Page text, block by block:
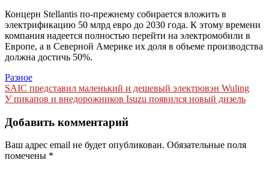
Концерн Stellantis по-прежнему собирается вложить в
электрификацию 50 млрд евро до 2030 года. К этому времени
компания надеется полностью перейти на электромобили в
Европе, а в Северной Америке их доля в объеме производства
должна достичь 50%.
Разное
Навигация
по
записям
SAIC представил маленький и дешевый электровэн Wuling
У пикапов и внедорожников Isuzu появился новый дизель
Добавить комментарий
Ваш адрес email не будет опубликован. Обязательные поля
помечены *